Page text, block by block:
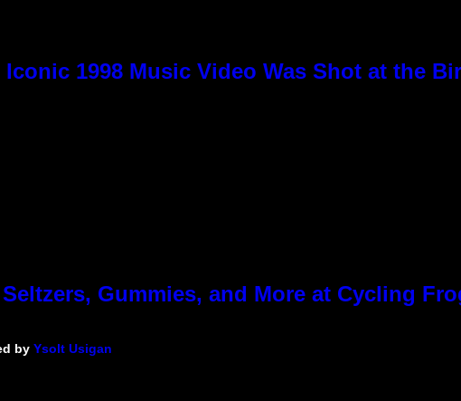
Iconic 1998 Music Video Was Shot at the
Gummies, and More at Cycling
by Ysolt Usigan